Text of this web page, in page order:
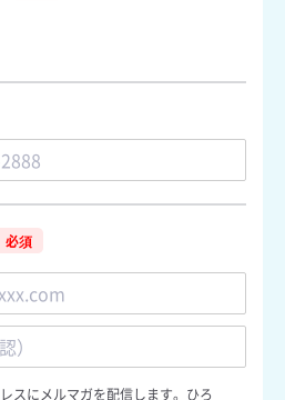
スにメルマガを配信します。ひろ